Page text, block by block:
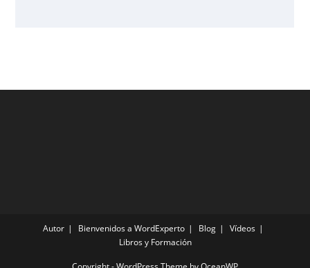
Autor Bienvenidos a WordExperto Blog
Vídeos
Libros y Formación